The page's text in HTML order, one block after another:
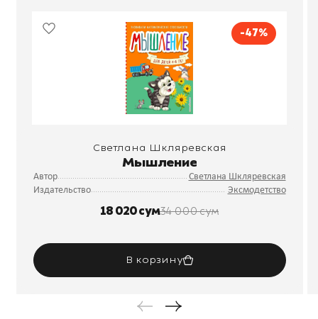
-47%
Светлана Шкляревская
Мышление
Автор
Светлана Шкляревская
Издательство
Эксмодетство
18 020 сум34 000 сум
В корзину